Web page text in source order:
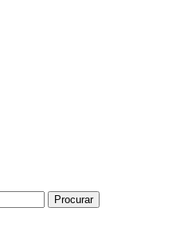
Procurar